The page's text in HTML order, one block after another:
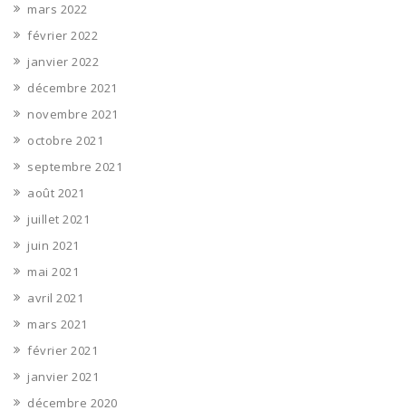
mars 2022
février 2022
janvier 2022
décembre 2021
novembre 2021
octobre 2021
septembre 2021
août 2021
juillet 2021
juin 2021
mai 2021
avril 2021
mars 2021
février 2021
janvier 2021
décembre 2020